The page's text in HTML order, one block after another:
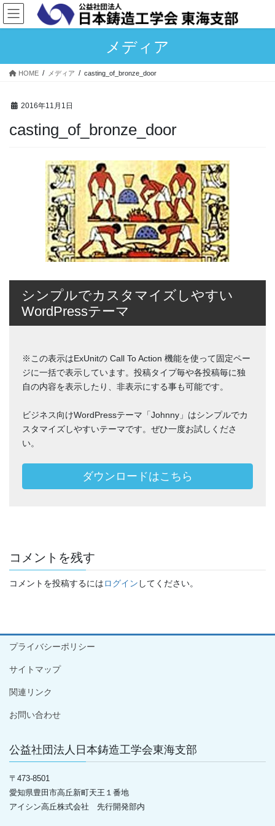
コ
ン
テ
ナ
ビ
ゲ
メディア
HOME メディア casting_of_bronze_door
2016年11月1日
casting_of_bronze_door
シンプルでカスタマイズしやすい
WordPressテーマ
※この表示はExUnitの Call To Action 機能を使って固定ペー
ジに一括で表示しています。投稿タイプ毎や各投稿毎に独
自の内容を表示したり、非表示にする事も可能です。
ビジネス向けWordPressテーマ「Johnny」はシンプルでカ
スタマイズしやすいテーマです。ぜひ一度お試しくださ
い。
ダウンロードはこちら
コメントを残す
コメントを投稿するにはログイン してください。
プライバシーポリシー
サイトマップ
関連リンク
お問い合わせ
公益社団法人日本鋳造工学会東海支部
〒 473-8501
愛知県豊田市高丘新町天王１番地
アイシン高丘株式会社 先行開発部内